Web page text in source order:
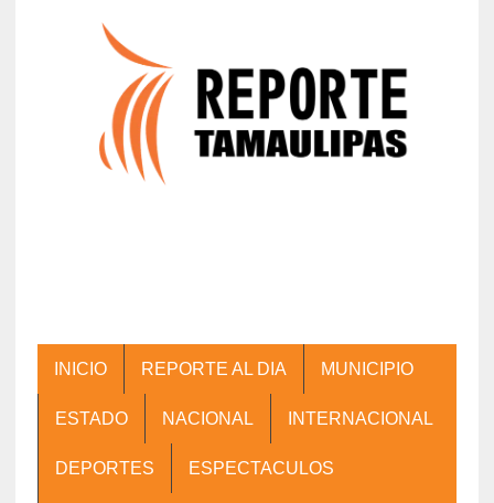
INICIO REPORTE AL DIA MUNICIPIO
ESTADO NACIONAL INTERNACIONAL
DEPORTES ESPECTACULOS